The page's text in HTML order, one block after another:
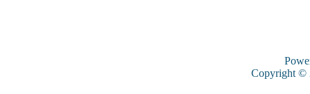
Copyright ©